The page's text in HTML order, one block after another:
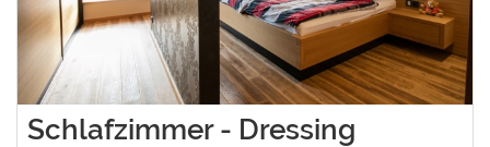
Schlafzimmer - Dressing